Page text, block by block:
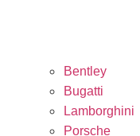
Bentley
Bugatti
Lamborghini
Porsche